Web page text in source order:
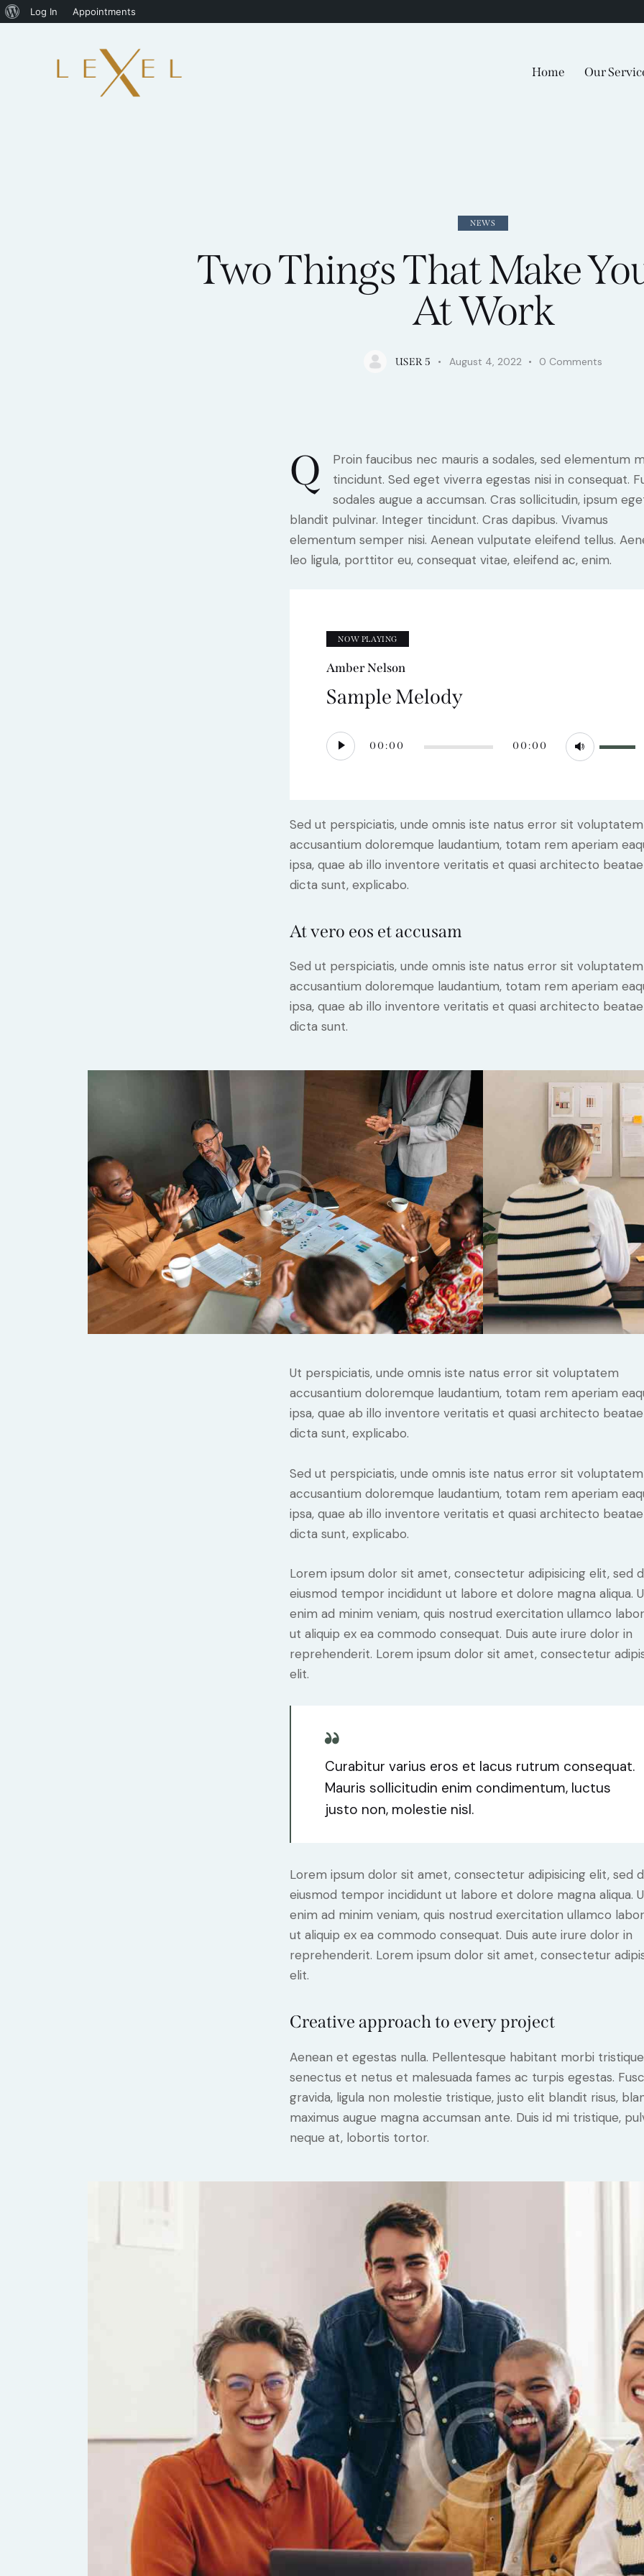
Log In Appointments
Home Our
NEWS
Two Things That Make
At Work
USER 5 August 4, 2022 0 Comments
Q
Proin faucibus nec mauris a sodales, sed elementum
tincidunt. Sed eget viverra egestas nisi in consequat.
sodales augue a accumsan. Cras sollicitudin, ipsum
blandit pulvinar. Integer tincidunt. Cras dapibus. Vivamus
elementum semper nisi. Aenean vulputate eleifend tellus.
leo ligula, porttitor eu, consequat vitae, eleifend ac, enim.
NOW PLAYING
Amber Nelson
Sample Melody
Audio
Player
00:00 00:00
to
increase
or
Sed ut perspiciatis, unde omnis iste natus error sit voluptatem
accusantium doloremque laudantium, totam rem aperiam
ipsa, quae ab illo inventore veritatis et quasi architecto
dicta sunt, explicabo.
At vero eos et accusam
Sed ut perspiciatis, unde omnis iste natus error sit voluptatem
accusantium doloremque laudantium, totam rem aperiam
ipsa, quae ab illo inventore veritatis et quasi architecto
dicta sunt.
Ut perspiciatis, unde omnis iste natus error sit voluptatem
accusantium doloremque laudantium, totam rem aperiam
ipsa, quae ab illo inventore veritatis et quasi architecto
dicta sunt, explicabo.
Sed ut perspiciatis, unde omnis iste natus error sit voluptatem
accusantium doloremque laudantium, totam rem aperiam
ipsa, quae ab illo inventore veritatis et quasi architecto
dicta sunt, explicabo.
Lorem ipsum dolor sit amet, consectetur adipisicing elit, sed
eiusmod tempor incididunt ut labore et dolore magna aliqua.
enim ad minim veniam, quis nostrud exercitation ullamco
ut aliquip ex ea commodo consequat. Duis aute irure dolor in
reprehenderit. Lorem ipsum dolor sit amet, consectetur
elit.
Curabitur varius eros et lacus rutrum consequat.
Mauris sollicitudin enim condimentum, luctus
justo non, molestie nisl.
Lorem ipsum dolor sit amet, consectetur adipisicing elit, sed
eiusmod tempor incididunt ut labore et dolore magna aliqua.
enim ad minim veniam, quis nostrud exercitation ullamco
ut aliquip ex ea commodo consequat. Duis aute irure dolor in
reprehenderit. Lorem ipsum dolor sit amet, consectetur
elit.
Creative approach to every project
Aenean et egestas nulla. Pellentesque habitant morbi tristique
senectus et netus et malesuada fames ac turpis egestas.
gravida, ligula non molestie tristique, justo elit blandit risus,
maximus augue magna accumsan ante. Duis id mi tristique,
neque at, lobortis tortor.